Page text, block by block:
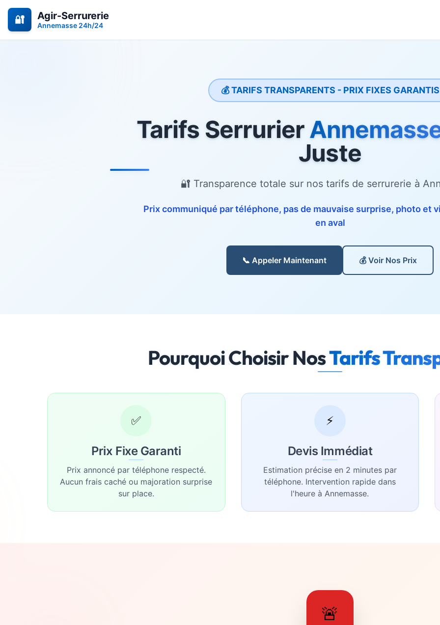
🔐 Agir-Serrurerie
Annemasse 24h/24
💰 TARIFS TRANSPARENTS - PRIX FIXES GARANTIS
Tarifs Serrurier
Juste
🔐 Transparence totale sur nos tarifs de serrurerie à
Prix communiqué par téléphone, pas de mauvaise surprise, photo et
en aval
📞 Appeler Maintenant 💰 Voir Nos Prix
Pourquoi Choisir NosTarifs
✅
Prix Fixe Garanti
Prix annoncé par téléphone respecté.
Aucun frais caché ou majoration surprise
sur place.
⚡
Devis Immédiat
Estimation précise en 2 minutes par
téléphone. Intervention rapide dans
l'heure à Annemasse.
🚨